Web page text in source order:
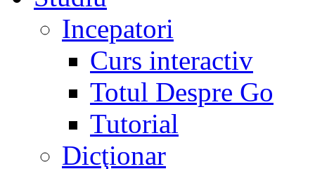
Incepatori
Curs interactiv
Totul Despre Go
Tutorial
Dicţionar